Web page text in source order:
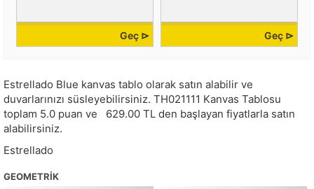
Geç ⊳ Geç ⊳
Estrellado Blue kanvas tablo olarak satın alabilir ve
duvarlarınızı süsleyebilirsiniz. TH021111 Kanvas Tablosu
toplam 5.0 puan ve 629.00 TL den başlayan fiyatlarla satın
alabilirsiniz.
Estrellado
GEOMETRIK